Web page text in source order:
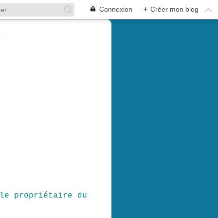
Connexion + Créer mon blog
propriétaire du